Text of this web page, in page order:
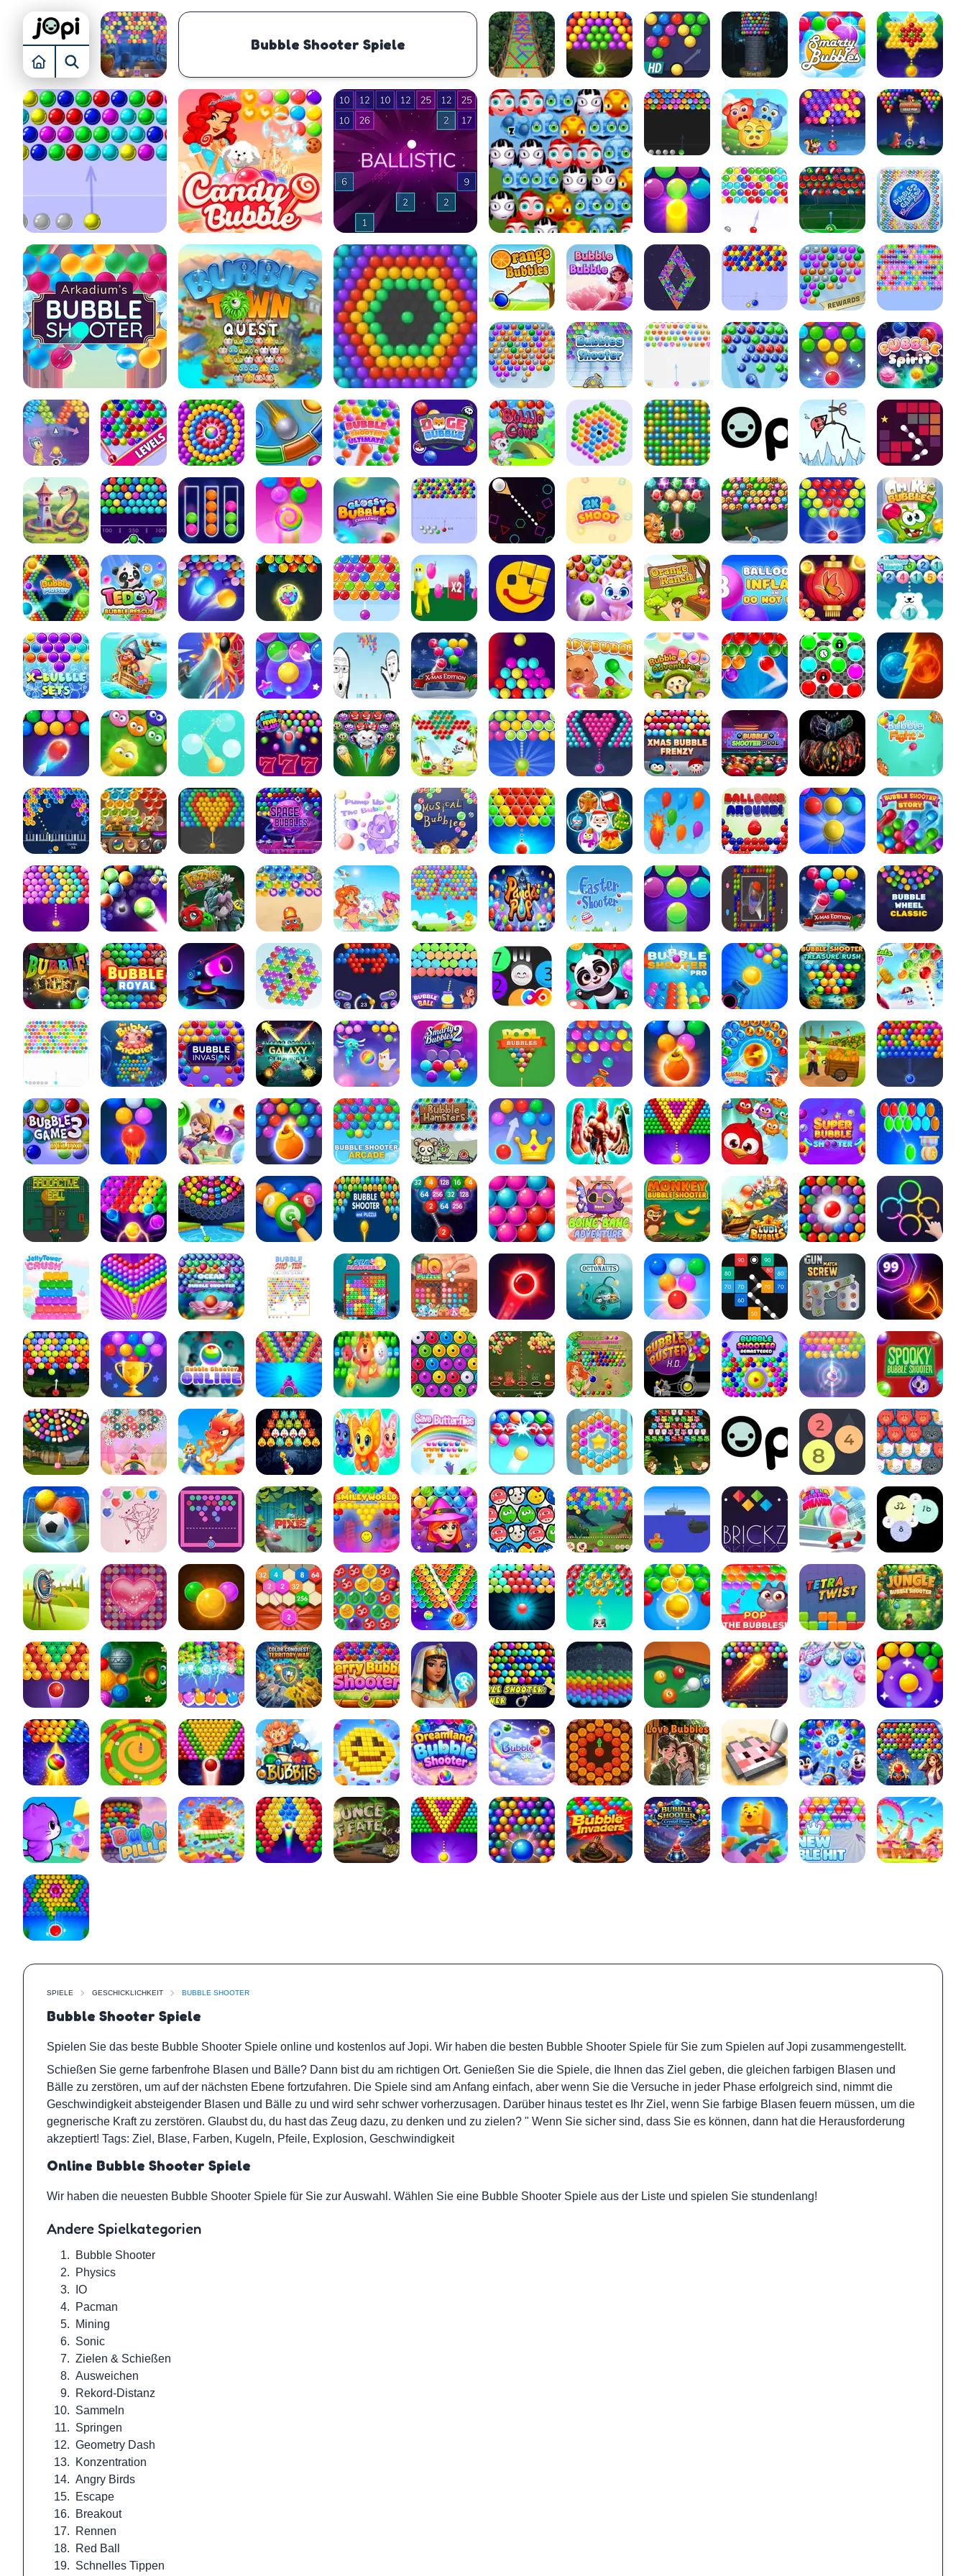
Bubble Shooter Spiele
SPIELE GESCHICKLICHKEIT BUBBLE SHOOTER
Bubble Shooter Spiele
Spielen Sie das beste Bubble Shooter Spiele online und kostenlos auf Jopi. Wir haben die besten Bubble Shooter Spiele für Sie zum Spielen auf Jopi zusammengestellt.
Schießen Sie gerne farbenfrohe Blasen und Bälle? Dann bist du am richtigen Ort. Genießen Sie die Spiele, die Ihnen das Ziel geben, die gleichen farbigen Blasen und
Bälle zu zerstören, um auf der nächsten Ebene fortzufahren. Die Spiele sind am Anfang einfach, aber wenn Sie die Versuche in jeder Phase erfolgreich sind, nimmt die
Geschwindigkeit absteigender Blasen und Bälle zu und wird sehr schwer vorherzusagen. Darüber hinaus testet es Ihr Ziel, wenn Sie farbige Blasen feuern müssen, um die
gegnerische Kraft zu zerstören. Glaubst du, du hast das Zeug dazu, zu denken und zu zielen? " Wenn Sie sicher sind, dass Sie es können, dann hat die Herausforderung
akzeptiert! Tags: Ziel, Blase, Farben, Kugeln, Pfeile, Explosion, Geschwindigkeit
Online Bubble Shooter Spiele
Wir haben die neuesten Bubble Shooter Spiele für Sie zur Auswahl. Wählen Sie eine Bubble Shooter Spiele aus der Liste und spielen Sie stundenlang!
Andere Spielkategorien
1.
Bubble Shooter
2.
Physics
3.
IO
4.
Pacman
5.
Mining
6. Sonic
7. Zielen & Schießen
8. Ausweichen
9.
Rekord-Distanz
10. Sammeln
11. Springen
12. Geometry Dash
13.
Konzentration
14. Angry Birds
15.
Escape
16.
Breakout
17.
Rennen
18.
Red Ball
19. Schnelles Tippen
INNENEINRICHTUNG BUBBLE SHOOTER TURMVERTEIDIGUNG PHYSICS BOMBERMAN IO PACMAN TIC TAC TOE